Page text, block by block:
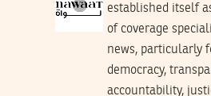
established itself
of coverage
news, particularly
democracy,
accountability,